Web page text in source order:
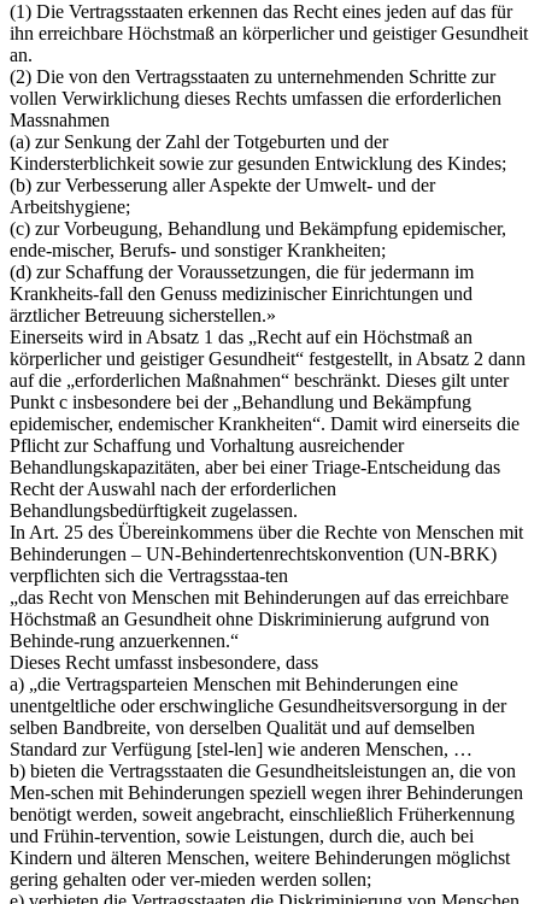
(1) Die Vertragsstaaten erkennen das Recht eines jeden auf das für
ihn erreichbare Höchstmaß an körperlicher und geistiger Gesundheit
an.
(2) Die von den Vertragsstaaten zu unternehmenden Schritte zur
vollen Verwirklichung dieses Rechts umfassen die erforderlichen
Massnahmen
(a) zur Senkung der Zahl der Totgeburten und der
Kindersterblichkeit sowie zur gesunden Entwicklung des Kindes;
(b) zur Verbesserung aller Aspekte der Umwelt- und der
Arbeitshygiene;
(c) zur Vorbeugung, Behandlung und Bekämpfung epidemischer,
ende-mischer, Berufs- und sonstiger Krankheiten;
(d) zur Schaffung der Voraussetzungen, die für jedermann im
Krankheits-fall den Genuss medizinischer Einrichtungen und
ärztlicher Betreuung sicherstellen.»
Einerseits wird in Absatz 1 das „Recht auf ein Höchstmaß an
körperlicher und geistiger Gesundheit“ festgestellt, in Absatz 2 dann
auf die „erforderlichen Maßnahmen“ beschränkt. Dieses gilt unter
Punkt c insbesondere bei der „Behandlung und Bekämpfung
epidemischer, endemischer Krankheiten“. Damit wird einerseits die
Pflicht zur Schaffung und Vorhaltung ausreichender
Behandlungskapazitäten, aber bei einer Triage-Entscheidung das
Recht der Auswahl nach der erforderlichen
Behandlungsbedürftigkeit zugelassen.
In Art. 25 des Übereinkommens über die Rechte von Menschen mit
Behinderungen – UN-Behindertenrechtskonvention (UN-BRK)
verpflichten sich die Vertragsstaa-ten
„das Recht von Menschen mit Behinderungen auf das erreichbare
Höchstmaß an Gesundheit ohne Diskriminierung aufgrund von
Behinde-rung anzuerkennen.“
Dieses Recht umfasst insbesondere, dass
a) „die Vertragsparteien Menschen mit Behinderungen eine
unentgeltliche oder erschwingliche Gesundheitsversorgung in der
selben Bandbreite, von derselben Qualität und auf demselben
Standard zur Verfügung [stel-len] wie anderen Menschen, …
b) bieten die Vertragsstaaten die Gesundheitsleistungen an, die von
Men-schen mit Behinderungen speziell wegen ihrer Behinderungen
benötigt werden, soweit angebracht, einschließlich Früherkennung
und Frühin-tervention, sowie Leistungen, durch die, auch bei
Kindern und älteren Menschen, weitere Behinderungen möglichst
gering gehalten oder ver-mieden werden sollen;